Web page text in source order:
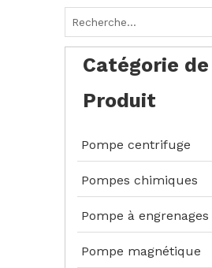
Catégorie de
Produit
Pompe centrifuge
Pompes chimiques
Pompe à engrenages
Pompe magnétique